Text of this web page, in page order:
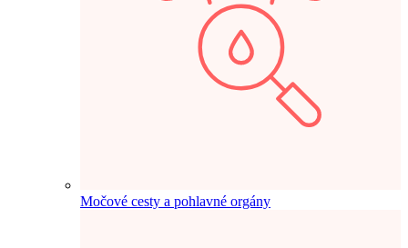
Močové cesty a pohlavné orgány